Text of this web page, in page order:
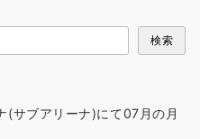
検索
ブアリーナ)にて07月の月